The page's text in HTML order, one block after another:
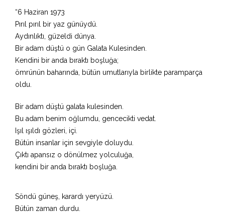
“6 Haziran 1973
Pırıl pırıl bir yaz günüydü.
Aydınlıktı, güzeldi dünya.
Bir adam düştü o gün Galata Kulesinden.
Kendini bir anda bıraktı boşluğa;
ömrünün baharında, bütün umutlarıyla birlikte paramparça
oldu.
Bir adam düştü galata kulesinden.
Bu adam benim oğlumdu, gencecikti vedat.
Işıl ışıldı gözleri, içi.
Bütün insanlar için sevgiyle doluydu.
Çıktı apansız o dönülmez yolculuğa,
kendini bir anda bıraktı boşluğa.
Söndü güneş, karardı yeryüzü.
Bütün zaman durdu.